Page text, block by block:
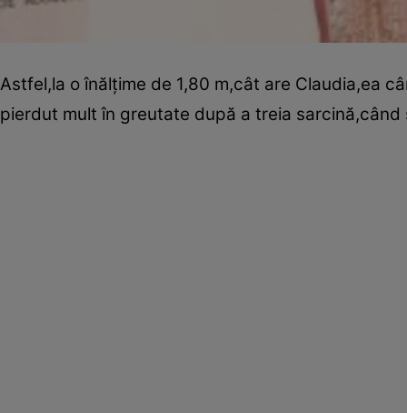
Astfel,la o înălţime de 1,80 m,cât are Claudia,ea
pierdut mult în greutate după a treia